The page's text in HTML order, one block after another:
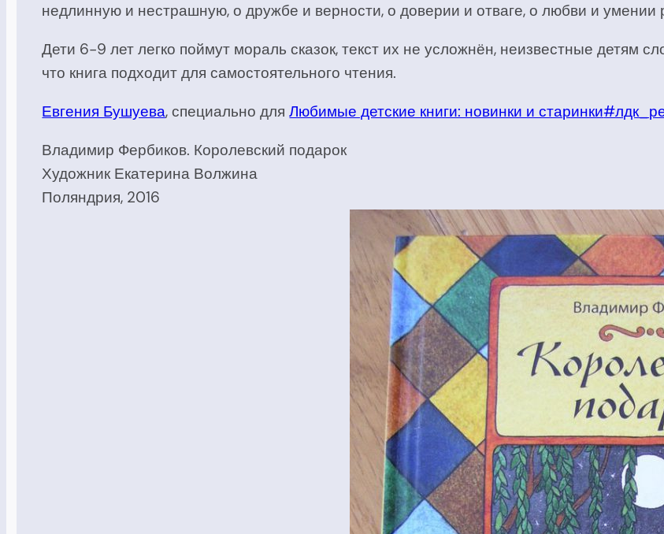
недлинную и нестрашную, о дружбе и верности, о доверии и отваге, о любви и умении
Дети 6-9 лет легко поймут мораль сказок, текст их не усложнён, неизвестные детям
что книга подходит для самостоятельного чтения.
Евгения Бушуева, специально дляЛюбимые детские книги: новинки и старинки
Владимир Фербиков. Королевский подарок
Художник Екатерина Волжина
Поляндрия, 2016